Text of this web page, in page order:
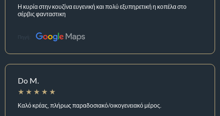
Η κυρία στην κουζίνα ευγενική και πολύ εξυπηρετική η κοπέλα στο
σέρβις φανταστικη
Πηγή:
Do M.
Καλό κρέας, πλήρως παραδοσιακό/οικογενειακό μέρος.